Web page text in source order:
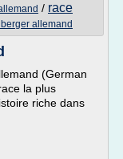
/ race
allemand
(German
la plus
riche dans